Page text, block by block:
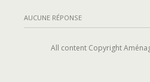
AUCUNE RÉPONSE
All content Copyright